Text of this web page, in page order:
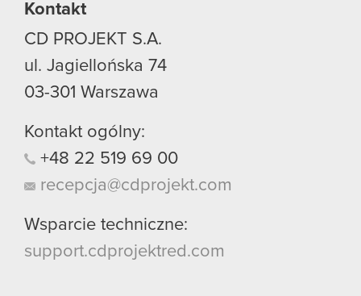
Kontakt
CD PROJEKT S.A.
ul. Jagiellońska 74
03-301 Warszawa
Kontakt ogólny:
+48 22 519 69 00
recepcja@cdprojekt.com
Wsparcie techniczne:
support.cdprojektred.com